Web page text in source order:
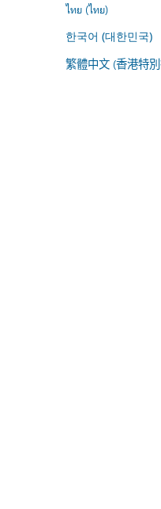
ไทย (ไทย)
한국어 (대한민국)
繁體中文 (香港特